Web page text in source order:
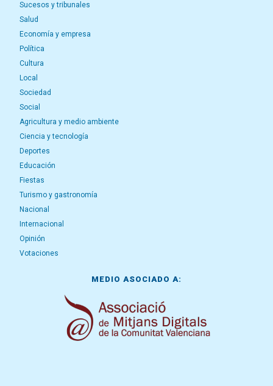
Sucesos y tribunales
Salud
Economía y empresa
Política
Cultura
Local
Sociedad
Social
Agricultura y medio ambiente
Ciencia y tecnología
Deportes
Educación
Fiestas
Turismo y gastronomía
Nacional
Internacional
Opinión
Votaciones
MEDIO ASOCIADO A: